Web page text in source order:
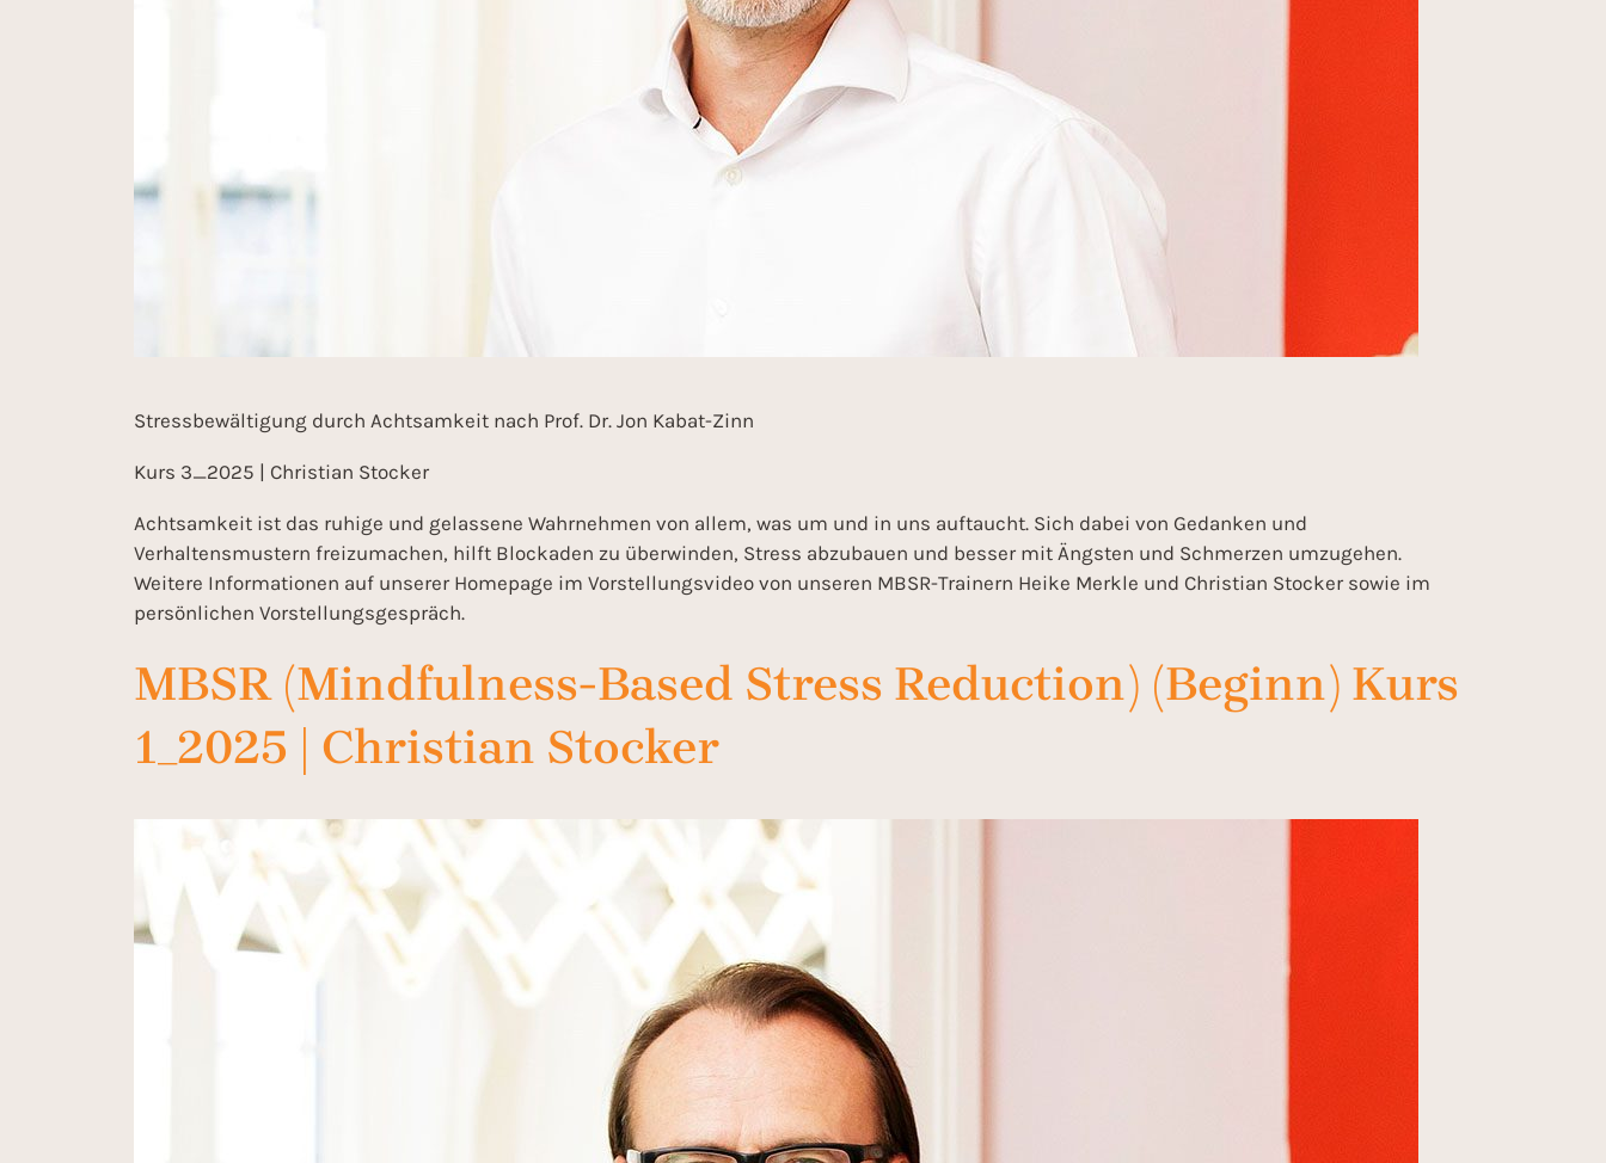
Stressbewältigung durch Achtsamkeit nach Prof. Dr. Jon Kabat-Zinn
Kurs 3_2025 | Christian Stocker
Achtsamkeit ist das ruhige und gelassene Wahrnehmen von allem, was um und in uns auftaucht. Sich dabei von Gedanken und
Verhaltensmustern freizumachen, hilft Blockaden zu überwinden, Stress abzubauen und besser mit Ängsten und Schmerzen umzugehen.
Weitere Informationen auf unserer Homepage im Vorstellungsvideo von unseren MBSR-Trainern Heike Merkle und Christian Stocker sowie im
persönlichen Vorstellungsgespräch.
MBSR (Mindfulness-Based Stress Reduction) (Beginn) Kurs
1_2025 | Christian Stocker